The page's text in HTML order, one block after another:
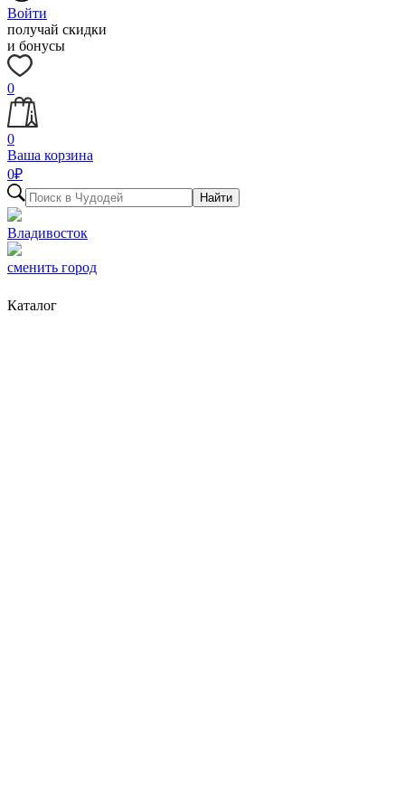
Войти
получай скидки
и бонусы
0
0
Ваша корзина
0₽
Найти
Владивосток
сменить город
Каталог